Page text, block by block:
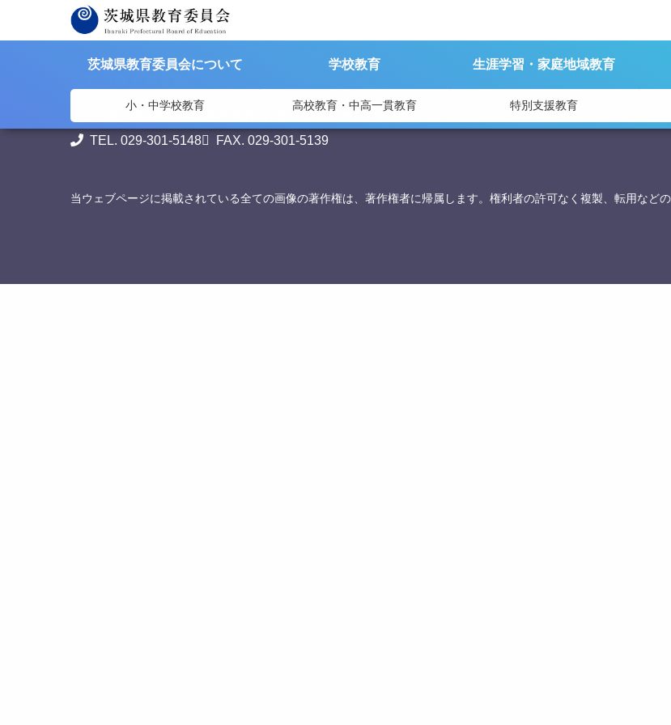
茨城県教育委員会について 学校教育 生涯学習・家庭地域教育
小・中学校教育 高校教育・中高一貫教育 特別支援教育
茨城県教育委員会>担当部署> 教育改革課 人材育成担当
〒310-8588
TEL. 029-301-5148
FAX. 029-301-5139
当ウェブページに掲載されている全ての画像の著作権は、著作権者に帰属します。権利者の許可なく複製、転用など